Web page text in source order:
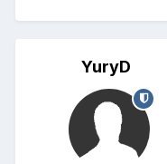
YuryD